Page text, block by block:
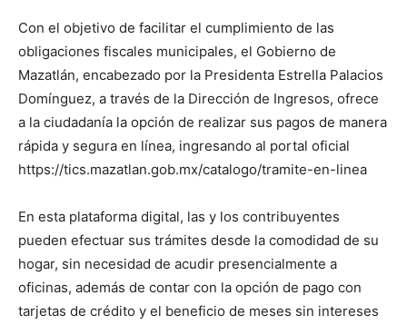
Con el objetivo de facilitar el cumplimiento de las
obligaciones fiscales municipales, el Gobierno de
Mazatlán, encabezado por la Presidenta Estrella Palacios
Domínguez, a través de la Dirección de Ingresos, ofrece
a la ciudadanía la opción de realizar sus pagos de manera
rápida y segura en línea, ingresando al portal oficial
https://tics.mazatlan.gob.mx/catalogo/tramite-en-linea
En esta plataforma digital, las y los contribuyentes
pueden efectuar sus trámites desde la comodidad de su
hogar, sin necesidad de acudir presencialmente a
oficinas, además de contar con la opción de pago con
tarjetas de crédito y el beneficio de meses sin intereses